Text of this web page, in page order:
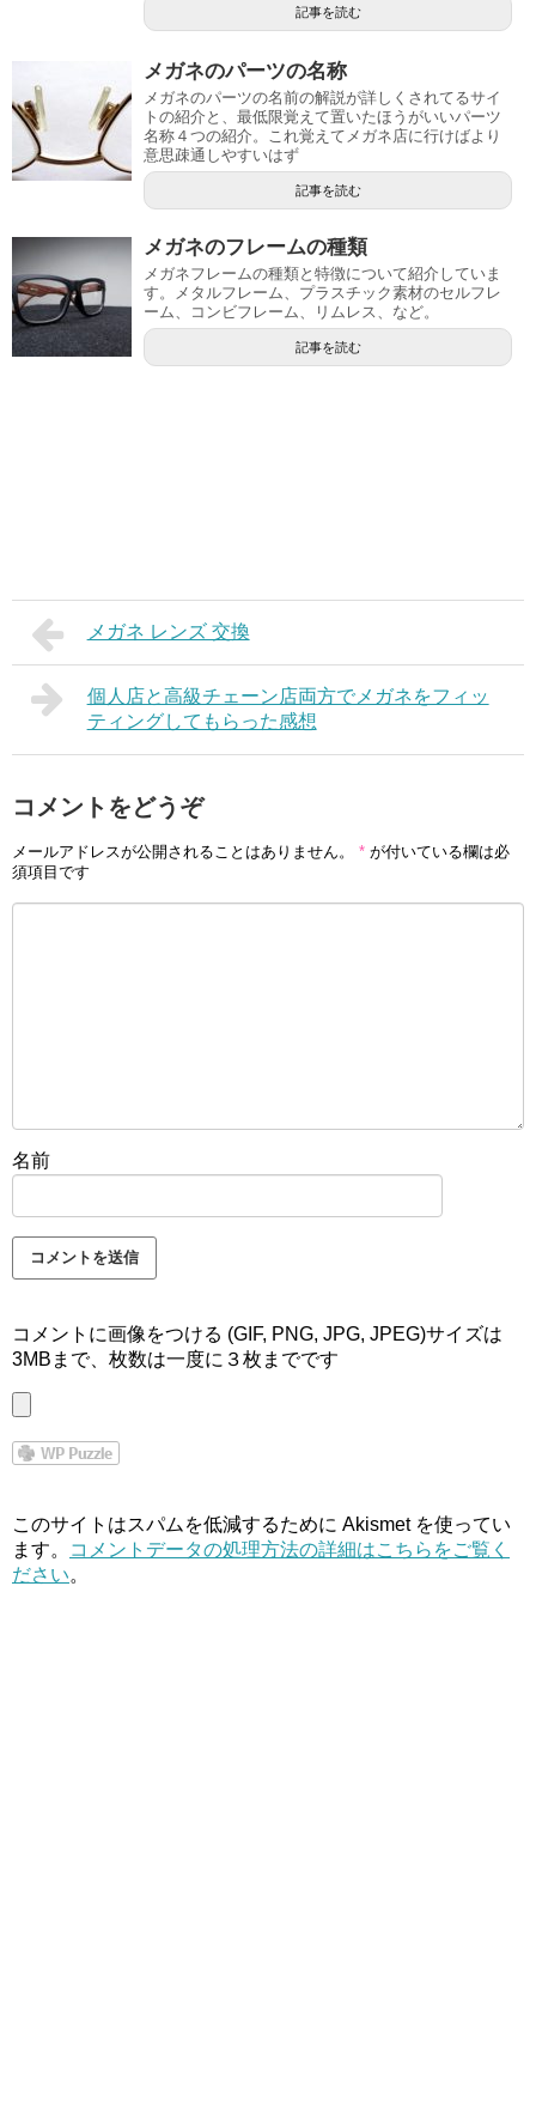
記事を読む
メガネのパーツの名称
メガネのパーツの名前の解説が詳しくされてるサイ
トの紹介と、最低限覚えて置いたほうがいいパーツ
名称４つの紹介。これ覚えてメガネ店に行けばより
意思疎通しやすいはず
記事を読む
メガネのフレームの種類
メガネフレームの種類と特徴について紹介していま
す。メタルフレーム、プラスチック素材のセルフレ
ーム、コンビフレーム、リムレス、など。
記事を読む
メガネ レンズ 交換
個人店と高級チェーン店両方でメガネをフィッ
ティングしてもらった感想
コメントをどうぞ
メールアドレスが公開されることはありません。 * が付いている欄は必
須項目です
名前
コメントに画像をつける (GIF, PNG, JPG, JPEG)サイズは
3MBまで、枚数は一度に３枚までです
このサイトはスパムを低減するために Akismet を使ってい
ます。
コメントデータの処理方法の詳細はこちらをご覧く
ださい。